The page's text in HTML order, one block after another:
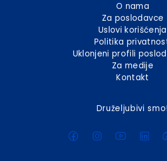
O nama
Za poslodavce
Uslovi korišćenja
Politika
Uklonjeni profili
Za medije
Kontakt
Druželjubivi smo!